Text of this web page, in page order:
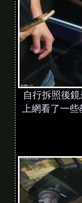
自行拆照後
上網看了一